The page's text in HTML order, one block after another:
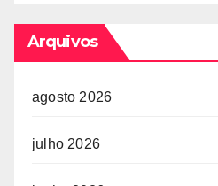
Arquivos
agosto 2026
julho 2026